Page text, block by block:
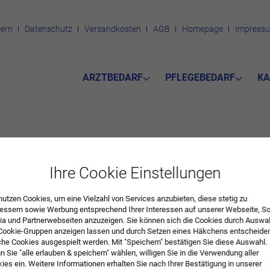
Datenschutz Versandkosten AGB Homepage
ARZTBEDARF PFLEGEBEDARF
Batterie für AED Plus (VE = 10 St.)
Ihre Cookie Einstellungen
Cookies, um eine Vielzahl von Services anzubieten, diese stetig zu
sowie Werbung entsprechend Ihrer Interessen auf unserer Webseite,
und Partnerwebseiten anzuzeigen. Sie können sich die Cookies durch
Gruppen anzeigen lassen und durch Setzen eines Häkchens
Cookies ausgespielt werden. Mit "Speichern" bestätigen Sie diese Auswahl.
Sie "alle erlauben & speichern" wählen, willigen Sie in die Verwendung aller
ein. Weitere Informationen erhalten Sie nach Ihrer Bestätigung in unserer